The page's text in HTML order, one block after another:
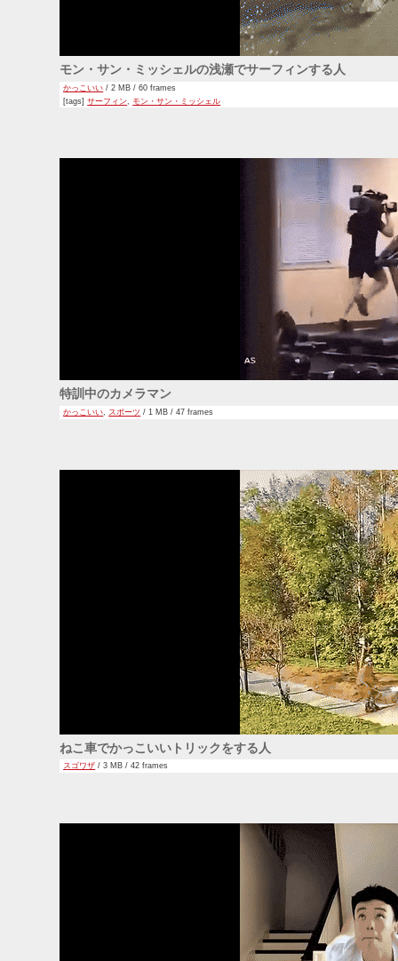
モン・サン・ミッシェルの浅瀬でサーフィンする人
かっこいい / 2 MB / 60 frames
[tags]サーフィン ,モン・サン・ミッシェル
特訓中のカメラマン
かっこいい スポーツ / 1 MB / 47 frames
ねこ車でかっこいいトリックをする人
スゴワザ / 3 MB / 42 frames